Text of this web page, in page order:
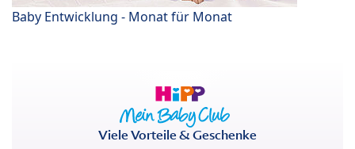
Baby Entwicklung - Monat für Monat
Viele Vorteile & Geschenke